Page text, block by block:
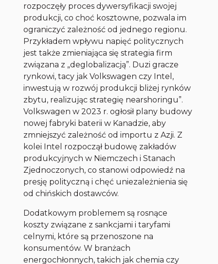
rozpoczęły proces dywersyfikacji swojej
produkcji, co choć kosztowne, pozwala im
ograniczyć zależność od jednego regionu.
Przykładem wpływu napięć politycznych
jest także zmieniająca się strategia firm
związana z „deglobalizacją”. Duzi gracze
rynkowi, tacy jak Volkswagen czy Intel,
inwestują w rozwój produkcji bliżej rynków
zbytu, realizując strategię nearshoringu”.
Volkswagen w 2023 r. ogłosił plany budowy
nowej fabryki baterii w Kanadzie, aby
zmniejszyć zależność od importu z Azji. Z
kolei Intel rozpoczął budowę zakładów
produkcyjnych w Niemczech i Stanach
Zjednoczonych, co stanowi odpowiedź na
presję polityczną i chęć uniezależnienia się
od chińskich dostawców.
Dodatkowym problemem są rosnące
koszty związane z sankcjami i taryfami
celnymi, które są przenoszone na
konsumentów. W branżach
energochłonnych, takich jak chemia czy